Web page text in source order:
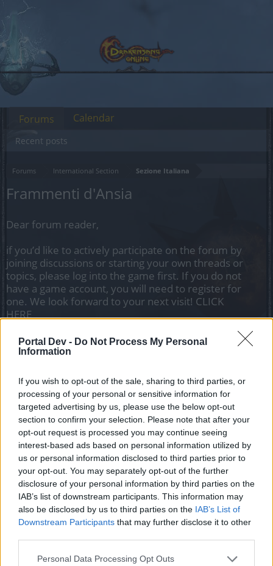
Portal Dev - Do Not Process My Personal
Information
If you wish to opt-out of the sale, sharing to third parties, or
processing of your personal or sensitive information for
targeted advertising by us, please use the below opt-out
section to confirm your selection. Please note that after your
opt-out request is processed you may continue seeing
interest-based ads based on personal information utilized by
us or personal information disclosed to third parties prior to
your opt-out. You may separately opt-out of the further
disclosure of your personal information by third parties on the
IAB’s list of downstream participants. This information may
also be disclosed by us to third parties on the IAB’s List of
Downstream Participants that may further disclose it to other
Personal Data Processing Opt Outs
Forums International Section Sezione Italiana
Frammenti d'Ansia
Dear forum reader,
if you’d like to actively participate on the forum by
joining discussions or starting your own threads or
topics, please log into the game first. If you do not
have a game account, you will need to register for
one. We look forward to your next visit! CLICK
HERE
< Prev 1 2
Aras
Forum Apprentice
Ma come hai trovato quelli dei sobborghi? C'è una quest
che mi sono perso? Ammetto di farci un giringiro solo la
giornaliera dei 5x, ma non li ho mai visti, anche se
supponevo che fossero lì.
Aug 20, 2021
sabrinuccia
Forum Greenhorn
MATTIAB5 said: ↑
Forums
Recent posts
Calendar